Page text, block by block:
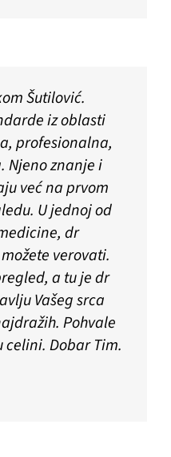
Šutilović.
iz oblasti
profesionalna,
Njeno znanje i
već na prvom
U jednoj od
dr
verovati.
a tu je dr
Vašeg srca
Pohvale
Dobar Tim.